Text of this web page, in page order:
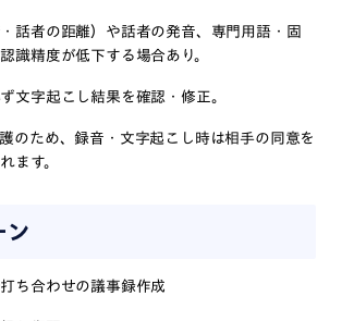
話者の距離）や話者の発音、専門用語・固
識精度が低下する場合あり。
文字起こし結果を確認・修正。
のため、録音・文字起こし時は相手の同意を
ます。
ン
ち合わせの議事録作成